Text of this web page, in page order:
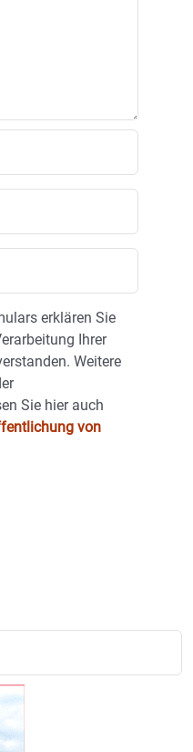
erklären Sie
Ihrer
Weitere
Sie hier auch
von